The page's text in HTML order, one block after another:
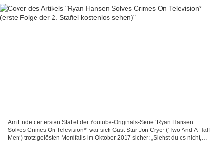
Am Ende der ersten Staffel der Youtube-Originals-Serie ‘Ryan Hansen
Solves Crimes On Television*‘ war sich Gast-Star Jon Cryer (‘Two And A Half
Men‘) trotz gelösten Mordfalls im Oktober 2017 sicher: „Siehst du es nicht,